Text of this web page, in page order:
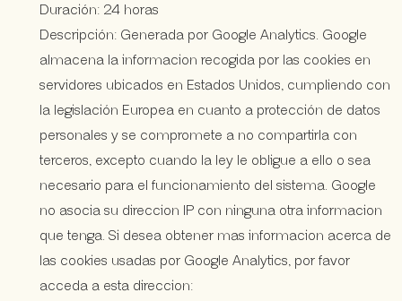
Duración: 24 horas
Descripción: Generada por Google Analytics. Google
almacena la informacion recogida por las cookies en
servidores ubicados en Estados Unidos, cumpliendo con
la legislación Europea en cuanto a protección de datos
personales y se compromete a no compartirla con
terceros, excepto cuando la ley le obligue a ello o sea
necesario para el funcionamiento del sistema. Google
no asocia su direccion IP con ninguna otra informacion
que tenga. Si desea obtener mas informacion acerca de
las cookies usadas por Google Analytics, por favor
acceda a esta direccion: